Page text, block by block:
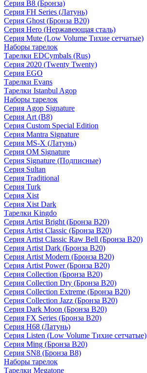
Серия B8 (Бронза)
Серия FH Series (Латунь)
Серия Ghost (Бронза B20)
Серия Hero (Нержавеющая сталь)
Серия Mute (Low Volume Тихие сетчатые)
Наборы тарелок
Тарелки EDCymbals (Rus)
Серия 2020 (Twenty Twenty)
Серия EGO
Тарелки Evans
Тарелки Istanbul Agop
Наборы тарелок
Серия Agop Signature
Серия Art (B8)
Серия Custom Special Edition
Серия Mantra Signature
Серия MS-X (Латунь)
Серия OM Signature
Серия Signature (Подписные)
Серия Sultan
Серия Traditional
Серия Turk
Серия Xist
Серия Xist Dark
Тарелки Kingdo
Серия Artist Bright (Бронза B20)
Серия Artist Classic (Бронза B20)
Серия Artist Classic Raw Bell (Бронза B20)
Серия Artist Dark (Бронза B20)
Серия Artist Modern (Бронза B20)
Серия Artist Power (Бронза B20)
Серия Collection (Бронза B20)
Серия Collection Dry (Бронза B20)
Серия Collection Extreme (Бронза B20)
Серия Collection Jazz (Бронза B20)
Серия Dark Moon (Бронза B20)
Серия FX Series (Бронза B20)
Серия H68 (Латунь)
Серия Listen (Low Volume Тихие сетчатые)
Серия Ming (Бронза B20)
Серия SN8 (Бронза B8)
Наборы тарелок
Тарелки Megatone